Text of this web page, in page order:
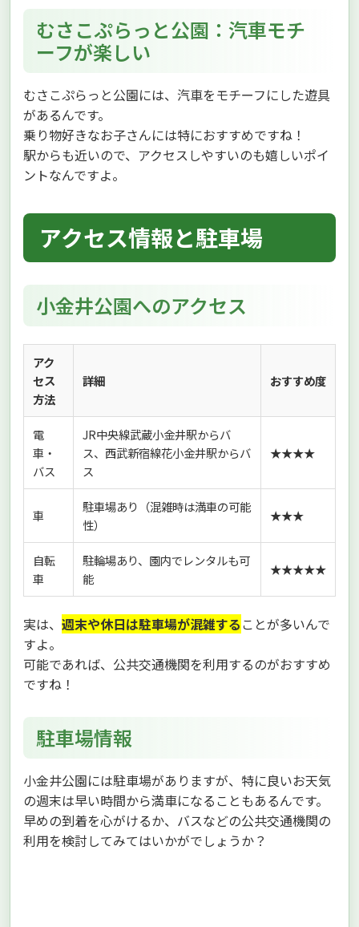
むさこぷらっと公園：汽車モチ
ーフが楽しい
むさこぷらっと公園には、汽車をモチーフにした遊具
があるんです。
乗り物好きなお子さんには特におすすめですね！
駅からも近いので、アクセスしやすいのも嬉しいポイ
ントなんですよ。
アクセス情報と駐車場
小金井公園へのアクセス
アク
セス
方法
詳細 おすすめ度
電
車・
バス
JR中央線武蔵小金井駅からバ
ス、西武新宿線花小金井駅からバ
ス
★★★★
車
駐車場あり（混雑時は満車の可能
性）
★★★
自転
車
駐輪場あり、園内でレンタルも可
能
★★★★★
実は、 週末や休日は駐車場が混雑する ことが多いんで
すよ。
可能であれば、公共交通機関を利用するのがおすすめ
ですね！
駐車場情報
小金井公園には駐車場がありますが、特に良いお天気
の週末は早い時間から満車になることもあるんです。
早めの到着を心がけるか、バスなどの公共交通機関の
利用を検討してみてはいかがでしょうか？